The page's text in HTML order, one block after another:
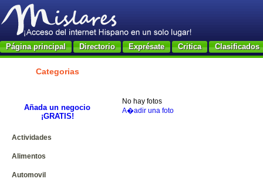
Página principal Directorio Exprésate Critica Clasificados
Categorias
Añada un negocio
¡GRATIS!
Actividades
Alimentos
Automovil
No hay fotos
A�adir una foto